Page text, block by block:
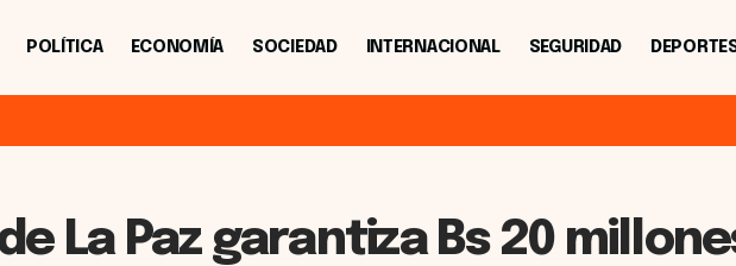
POLÍTICA ECONOMÍA SOCIEDAD INTERNACIONAL SEGURIDAD
La Paz garantiza Bs 20